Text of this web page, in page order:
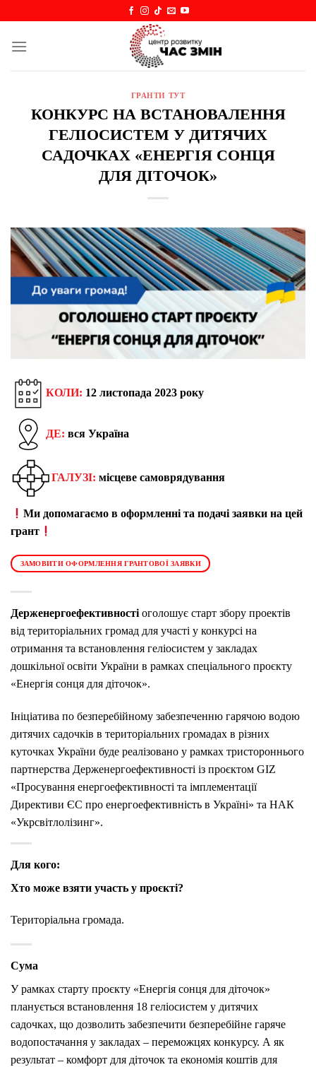
content
ГРАНТИ ТУТ
КОНКУРС НА ВСТАНОВАЛЕННЯ
ГЕЛІОСИСТЕМ У ДИТЯЧИХ
САДОЧКАХ «ЕНЕРГІЯ СОНЦЯ
ДЛЯ ДІТОЧОК»
КОЛИ: 12 листопада 2023 року
ДЕ: вся Україна
ГАЛУЗІ: місцеве самоврядування
Ми допомагаємо в оформленні та подачі заявки на цей
грант
ЗАМОВИТИ ОФОРМЛЕННЯ ГРАНТОВОЇ ЗАЯВКИ
Держенергоефективності оголошує старт збору проектів
від територіальних громад для участі у конкурсі на
отримання та встановлення геліосистем у закладах
дошкільної освіти України в рамках спеціального проєкту
«Енергія сонця для діточок».
Ініціатива по безперебійному забезпеченню гарячою водою
дитячих садочків в територіальних громадах в різних
куточках України буде реалізовано у рамках тристороннього
партнерства Держенергоефективності із проєктом GIZ
«Просування енергоефективності та імплементації
Директиви ЄС про енергоефективність в Україні» та НАК
«Укрсвітлолізинг».
Для кого:
Хто може взяти участь у проєкті?
Територіальна громада.
Сума
У рамках старту проєкту «Енергія сонця для діточок»
планується встановлення 18 геліосистем у дитячих
садочках, що дозволить забезпечити безперебійне гаряче
водопостачання у закладах – переможцях конкурсу. А як
результат – комфорт для діточок та економія коштів для